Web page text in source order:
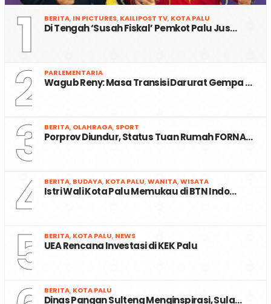
1 BERITA, IN PICTURES, KAILIPOST TV, KOTA PALU
Di Tengah ‘Susah Fiskal’ Pemkot Palu Jus…
2 PARLEMENTARIA
Wagub Reny: Masa Transisi Darurat Gempa …
3 BERITA, OLAHRAGA, SPORT
Porprov Diundur, Status Tuan Rumah FORNA…
4 BERITA, BUDAYA, KOTA PALU,WANITA,WISATA
Istri Wali Kota Palu Memukau di BTN Indo…
5 BERITA, KOTA PALU, NEWS
UEA Rencana Investasi di KEK Palu
BERITA, KOTA PALU
Dinas Pangan Sulteng Menginspirasi, Sula…